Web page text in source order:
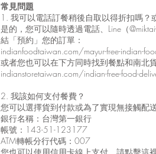
常見問題
1. 我可以電話訂餐稍後自取以得折扣嗎？
是的，您可以隨時透過電話、Line（
結「預約」您的訂單：
indianfoodtaiwan.com/mayur-free-indian-
或者您也可以在下方同時找到餐點和南北
indianstoretaiwan.com/indian-free-food-
2. 我該如何支付餐費？
您可以選擇貨到付款或為了實現無接觸配
銀行名稱：台灣第一銀行
帳號：143-51-123177
ATM轉帳分行代碼：007